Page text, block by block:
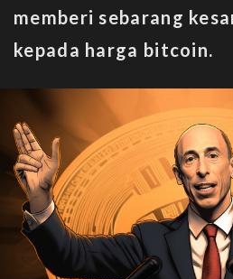
memberi sebarang
kepada harga bitcoin.